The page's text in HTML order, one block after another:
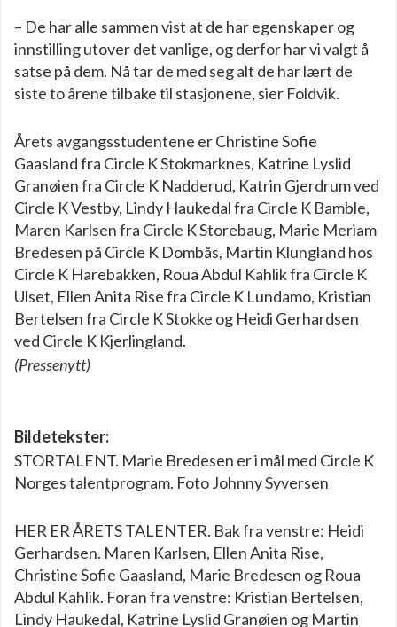
– De har alle sammen vist at de har egenskaper og
innstilling utover det vanlige, og derfor har vi valgt å
satse på dem. Nå tar de med seg alt de har lært de
siste to årene tilbake til stasjonene, sier Foldvik.
Årets avgangsstudentene er Christine Sofie
Gaasland fra Circle K Stokmarknes, Katrine Lyslid
Granøien fra Circle K Nadderud, Katrin Gjerdrum ved
Circle K Vestby, Lindy Haukedal fra Circle K Bamble,
Maren Karlsen fra Circle K Storebaug, Marie Meriam
Bredesen på Circle K Dombås, Martin Klungland hos
Circle K Harebakken, Roua Abdul Kahlik fra Circle K
Ulset, Ellen Anita Rise fra Circle K Lundamo, Kristian
Bertelsen fra Circle K Stokke og Heidi Gerhardsen
ved Circle K Kjerlingland.
(Pressenytt)
Bildetekster:
STORTALENT. Marie Bredesen er i mål med Circle K
Norges talentprogram. Foto Johnny Syversen
HER ER ÅRETS TALENTER. Bak fra venstre: Heidi
Gerhardsen. Maren Karlsen, Ellen Anita Rise,
Christine Sofie Gaasland, Marie Bredesen og Roua
Abdul Kahlik. Foran fra venstre: Kristian Bertelsen,
Lindy Haukedal, Katrine Lyslid Granøien og Martin